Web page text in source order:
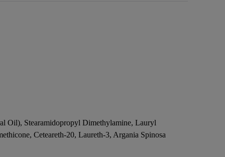
Oil), Stearamidopropyl Dimethylamine, Lauryl
Ceteareth-20, Laureth-3, Argania Spinosa